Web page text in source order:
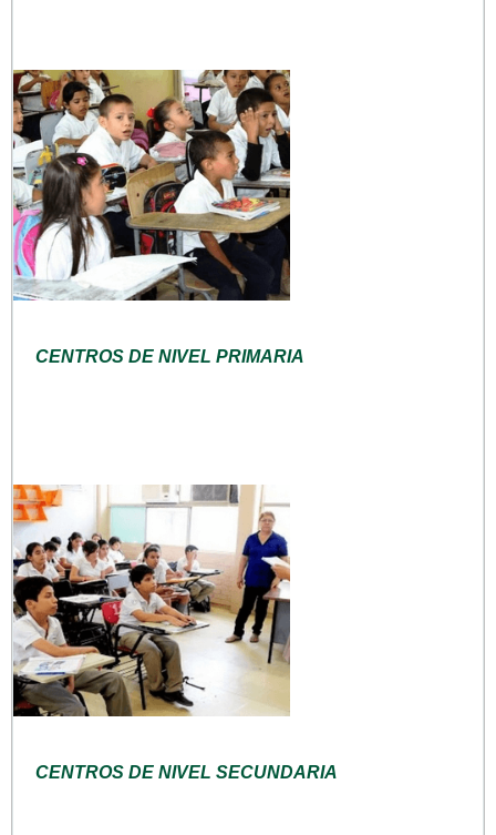
CENTROS DE NIVEL PRIMARIA
CENTROS DE NIVEL SECUNDARIA